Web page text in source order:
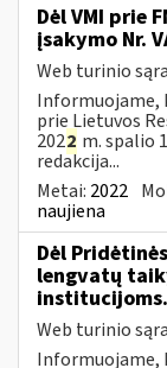
Dėl VMI prie
įsakymo Nr.
Web turinio
Informuojame,
prie Lietuvos
2022 m. spalio
redakcija...
Metai: 2022
naujiena
Dėl
lengvatų
Web turinio
Informuojame,